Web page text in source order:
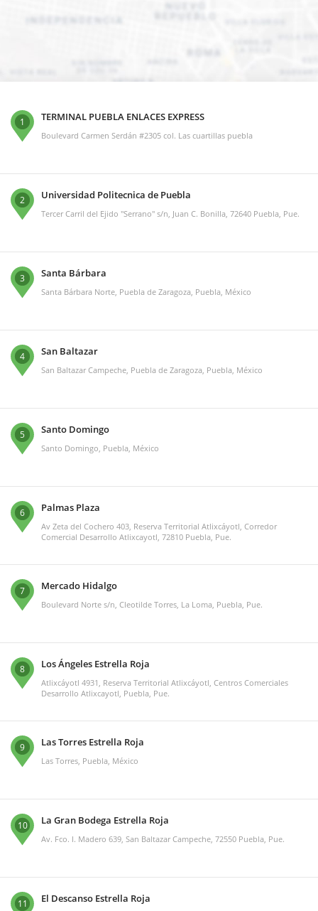
1 TERMINAL PUEBLA ENLACES EXPRESS
Boulevard Carmen Serdán #2305 col. Las cuartillas puebla
2 Universidad Politecnica de Puebla
Tercer Carril del Ejido "Serrano" s/n, Juan C. Bonilla, 72640 Puebla, Pue.
3 Santa Bárbara
Santa Bárbara Norte, Puebla de Zaragoza, Puebla, México
4 San Baltazar
San Baltazar Campeche, Puebla de Zaragoza, Puebla, México
5 Santo Domingo
Santo Domingo, Puebla, México
6 Palmas Plaza
Av Zeta del Cochero 403, Reserva Territorial Atlixcáyotl, Corredor
Comercial Desarrollo Atlixcayotl, 72810 Puebla, Pue.
7 Mercado Hidalgo
Boulevard Norte s/n, Cleotilde Torres, La Loma, Puebla, Pue.
8 Los Ángeles Estrella Roja
Atlixcáyotl 4931, Reserva Territorial Atlixcáyotl, Centros Comerciales
Desarrollo Atlixcayotl, Puebla, Pue.
9 Las Torres Estrella Roja
Las Torres, Puebla, México
10 La Gran Bodega Estrella Roja
Av. Fco. I. Madero 639, San Baltazar Campeche, 72550 Puebla, Pue.
11 El Descanso Estrella Roja